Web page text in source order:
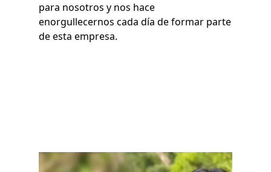
para nosotros y nos hace
enorgullecernos cada día de formar parte
de esta empresa.
Imagen